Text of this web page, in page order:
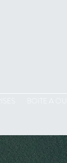
BOITE A